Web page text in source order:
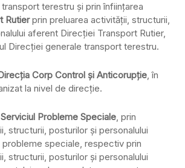
terestru şi prin înfiinţarea
Rutierprin preluarea activităţii, structurii,
aferent Direcţiei Transport Rutier,
Direcţiei generale transport terestru.
Direcţia Corp Control şi Anticorupţie, în
la nivel de direcţie.
Serviciul Probleme Speciale, prin
structurii, posturilor şi personalului
speciale, respectiv prin
structurii, posturilor şi personalului